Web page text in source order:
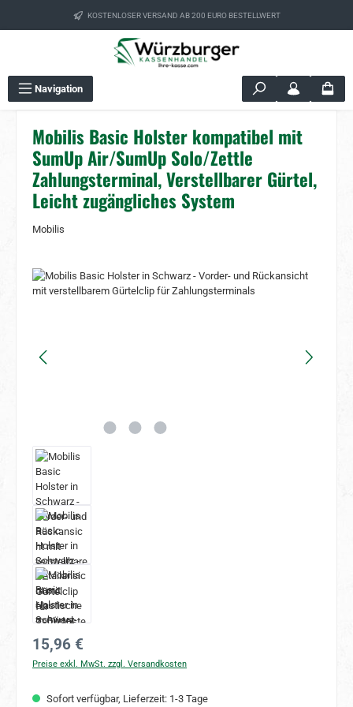
Zum Hauptinhalt springenKOSTENLOSER VERSAND AB 200 EURO BESTELLWERT
Navigation
Mobilis Basic Holster kompatibel mit
SumUp Air/SumUp Solo/Zettle
Zahlungsterminal, Verstellbarer Gürtel,
Leicht zugängliches System
Mobilis
Bildergalerie überspringen
Regulärer Preis:
15,96 €
Preise exkl. MwSt. zzgl. Versandkosten
Sofort verfügbar, Lieferzeit: 1-3 Tage